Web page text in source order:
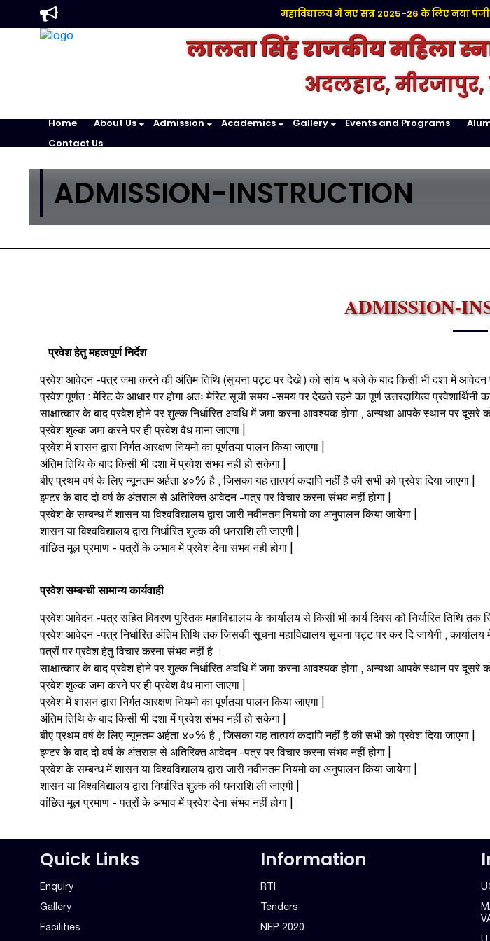
महाविद्यालय में नए सत्र 2025-26 के लिए नया पंजीकरण
लालता सिंह राजकीय महिला
अदलहाट, मीरजापुर,
Home About Us Admission Academics Gallery Events and Programs
Contact Us
ADMISSION-INSTRUCTION
ADMISSION-
प्रवेश हेतु महत्वपूर्ण निर्देश
प्रवेश आवेदन -पत्र जमा करने की अंतिम तिथि (सुचना पट्ट पर देखे ) को सांय ५ बजे के बाद किसी भी दशा में आवेदन
प्रवेश पूर्णत : मेरिट के आधार पर होगा अतः मेरिट सूची समय -समय पर देखते रहने का पूर्ण उत्तरदायित्व प्रवेशार्थिनी का
साक्षात्कार के बाद प्रवेश होने पर शुल्क निर्धारित अवधि में जमा करना आवश्यक होगा , अन्यथा आपके स्थान पर दूसरे
प्रवेश शुल्क जमा करने पर ही प्रवेश वैध माना जाएगा |
प्रवेश में शासन द्वारा निर्गत आरक्षण नियमो का पूर्णतया पालन किया जाएगा |
अंतिम तिथि के बाद किसी भी दशा में प्रवेश संभव नहीं हो सकेगा |
बीए प्रथम वर्ष के लिए न्यूनतम अर्हता ४०% है , जिसका यह तात्पर्य कदापि नहीं है की सभी को प्रवेश दिया जाएगा |
इण्टर के बाद दो वर्ष के अंतराल से अतिरिक्त आवेदन -पत्र पर विचार करना संभव नहीं होगा |
प्रवेश के सम्बन्ध में शासन या विश्वविद्यालय द्वारा जारी नवीनतम नियमो का अनुपालन किया जायेगा |
शासन या विश्वविद्यालय द्वारा निर्धारित शुल्क की धनराशि ली जाएगी |
वांछित मूल प्रमाण - पत्रों के अभाव में प्रवेश देना संभव नहीं होगा |
प्रवेश सम्बन्धी सामान्य कार्यवाही
प्रवेश आवेदन -पत्र सहित विवरण पुस्तिक महाविद्यालय के कार्यालय से किसी भी कार्य दिवस को निर्धारित तिथि तक
प्रवेश आवेदन -पत्र निर्धारित अंतिम तिथि तक जिसकी सूचना महाविद्यालय सूचना पट्ट पर कर दि जायेगी ,
पत्रों पर प्रवेश हेतु विचार करना संभव नहीं है ।
साक्षात्कार के बाद प्रवेश होने पर शुल्क निर्धारित अवधि में जमा करना आवश्यक होगा , अन्यथा आपके स्थान पर दूसरे
प्रवेश शुल्क जमा करने पर ही प्रवेश वैध माना जाएगा |
प्रवेश में शासन द्वारा निर्गत आरक्षण नियमो का पूर्णतया पालन किया जाएगा |
अंतिम तिथि के बाद किसी भी दशा में प्रवेश संभव नहीं हो सकेगा |
बीए प्रथम वर्ष के लिए न्यूनतम अर्हता ४०% है , जिसका यह तात्पर्य कदापि नहीं है की सभी को प्रवेश दिया जाएगा |
इण्टर के बाद दो वर्ष के अंतराल से अतिरिक्त आवेदन -पत्र पर विचार करना संभव नहीं होगा |
प्रवेश के सम्बन्ध में शासन या विश्वविद्यालय द्वारा जारी नवीनतम नियमो का अनुपालन किया जायेगा |
शासन या विश्वविद्यालय द्वारा निर्धारित शुल्क की धनराशि ली जाएगी |
वांछित मूल प्रमाण - पत्रों के अभाव में प्रवेश देना संभव नहीं होगा |
Quick Links
Enquiry
Gallery
Facilities
Information
RTI
Tenders
NEP 2020